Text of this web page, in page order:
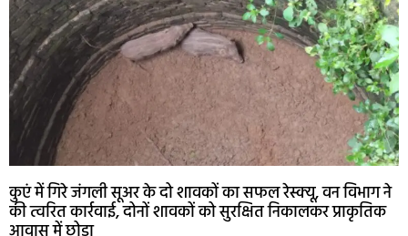
कुएं में गिरे जंगली सूअर के दो शावकों का सफल रेस्क्यू, वन विभाग ने
की त्वरित कार्रवाई, दोनों शावकों को सुरक्षित निकालकर प्राकृतिक